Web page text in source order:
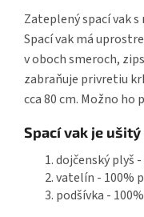
Zateplený spací vak
Spací vak má
v oboch smeroch,
zabraňuje privretiu
cca 80 cm. Možno ho
Spací vak je
dojčenský plyš
vatelín - 100%
podšívka -